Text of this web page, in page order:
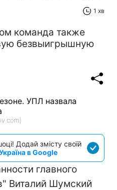
1 хв
команда также
безвыигрышную
Додай змісту своїй
в Google
главного
Виталий Шумский